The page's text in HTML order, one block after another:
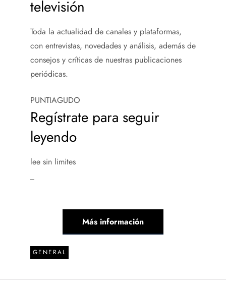
televisión
Toda la actualidad de canales y plataformas,
con entrevistas, novedades y análisis, además de
consejos y críticas de nuestras publicaciones
periódicas.
PUNTIAGUDO
Regístrate para seguir
leyendo
lee sin limites
Más información
GENERAL